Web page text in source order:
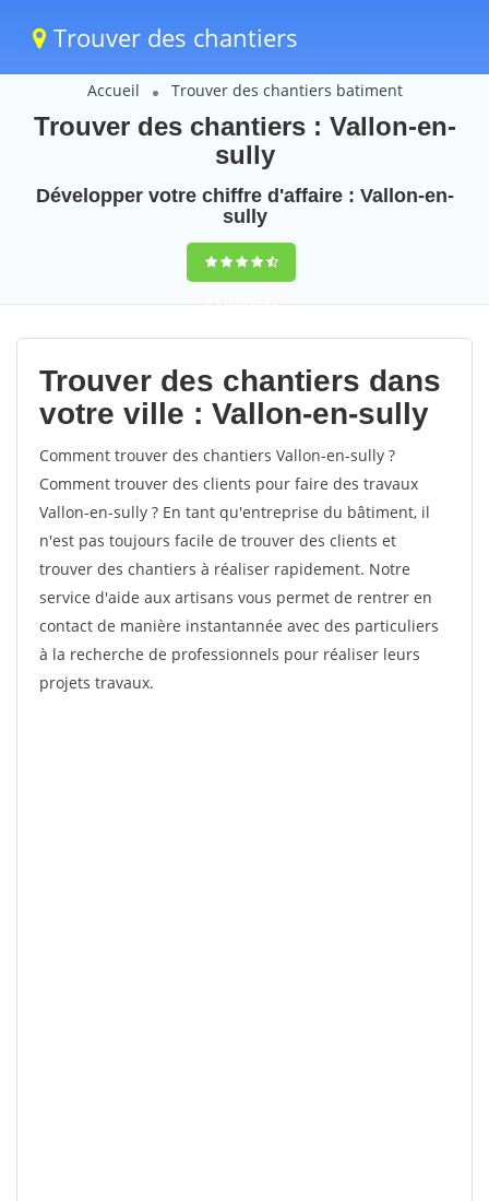
Trouver des chantiers
Accueil Trouver des chantiers batiment
Trouver des chantiers : Vallon-en-
sully
Développer votre chiffre d'affaire : Vallon-en-
sully
9,5(100%)69
votes
Trouver des chantiers dans
votre ville : Vallon-en-sully
Comment trouver des chantiers Vallon-en-sully ?
Comment trouver des clients pour faire des travaux
Vallon-en-sully ? En tant qu'entreprise du bâtiment, il
n'est pas toujours facile de trouver des clients et
trouver des chantiers à réaliser rapidement. Notre
service d'aide aux artisans vous permet de rentrer en
contact de manière instantannée avec des particuliers
à la recherche de professionnels pour réaliser leurs
projets travaux.